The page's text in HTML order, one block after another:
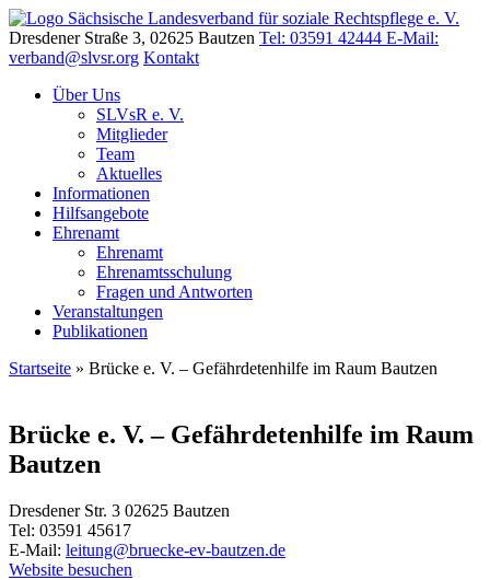
Dresdener Straße 3, 02625 Bautzen Tel: 03591 42444 E-Mail:
verband@slvsr.org Kontakt
Über Uns
SLVsR e. V.
Mitglieder
Team
Aktuelles
Informationen
Hilfsangebote
Ehrenamt
Ehrenamt
Ehrenamtsschulung
Fragen und Antworten
Veranstaltungen
Publikationen
Startseite » Brücke e. V. – Gefährdetenhilfe im Raum Bautzen
Brücke e. V. – Gefährdetenhilfe im Raum
Bautzen
Dresdener Str. 3 02625 Bautzen
Tel: 03591 45617
E-Mail: leitung@bruecke-ev-bautzen.de
Website besuchen